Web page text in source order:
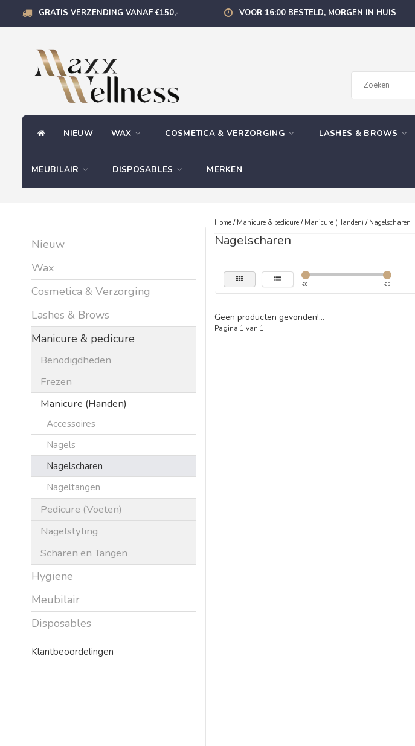
GRATIS VERZENDING VANAF €150,- VOOR 16:00 BESTELD, MORGEN IN HUIS
NIEUW WAX COSMETICA & VERZORGING LASHES & BROWS
MEUBILAIR DISPOSABLES MERKEN
Nieuw
Wax
Cosmetica & Verzorging
Lashes & Brows
Manicure & pedicure
Benodigdheden
Frezen
Manicure (Handen)
Accessoires
Nagels
Nagelscharen
Nageltangen
Pedicure (Voeten)
Nagelstyling
Scharen en Tangen
Hygiëne
Meubilair
Disposables
Klantbeoordelingen
Home/ Manicure & pedicure/ Manicure (Handen) / Nagelscharen
Nagelscharen
€0 €5
Geen producten gevonden!...
Pagina 1 van 1